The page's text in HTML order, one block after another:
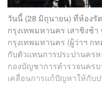
วันนี้ (28 มิถุนายน) ที่ห้องรั
กรุงเทพมหานคร เสาชิงช้
กรุงเทพมหานคร (ผู้ว่าฯ ก
กับตัวแทนการประปานคร
กองบัญชาการตำรวจนคร
เคลื่อนการแก้ปัญหาให้กับ